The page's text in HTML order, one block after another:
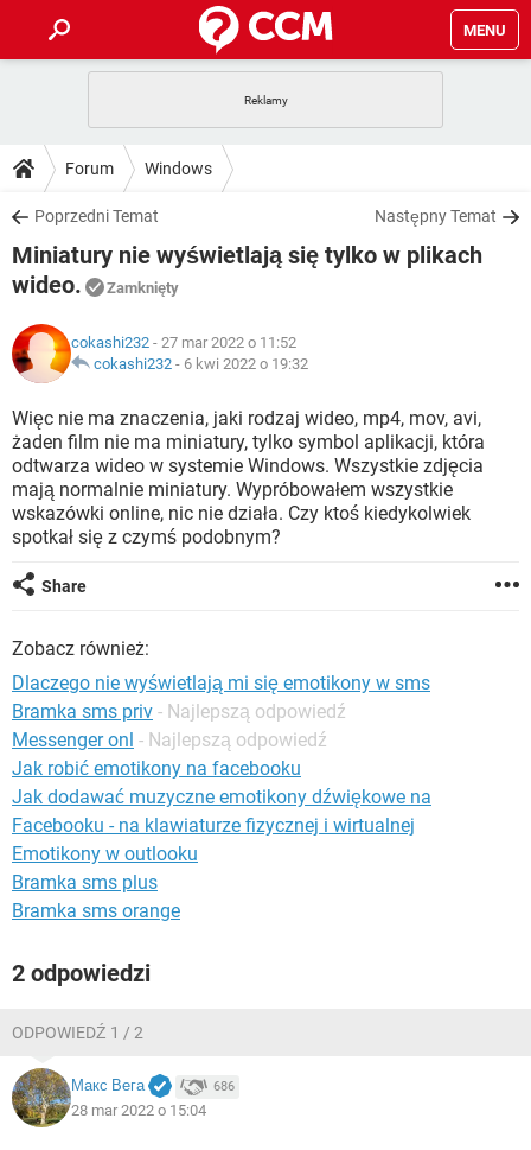
MENU
GRY
SPOTIFY
INSTAGRAM FACEBOOK
WINDOWS 10
PORADY
PlayStation
SPOTIFY
WINDOWS 10
DO POBRANIA
ANDROID TIKTOK
GRY
IOS NETFLIX
INSTAGRAM
WINDOWS 10
FORUM
GRY WHATSAPP
INSTAGRAM FACEBOOK
WINDOWS 10
ARTYKUŁY
COVID-19
GRY WHATSAPP
SPOTIFY NETFLIX
INSTAGRAM FACEBOOK
WINDOWS 10
Forum Windows
Poprzedni Temat Następny Temat
Miniatury nie wyświetlają się tylko w plikach
wideo.
Zamknięty
cokashi232 - 27 mar 2022 o 11:52
cokashi232 - 6 kwi 2022 o 19:32
Więc nie ma znaczenia, jaki rodzaj wideo, mp4, mov, avi,
żaden film nie ma miniatury, tylko symbol aplikacji, która
odtwarza wideo w systemie Windows. Wszystkie zdjęcia
mają normalnie miniatury. Wypróbowałem wszystkie
wskazówki online, nic nie działa. Czy ktoś kiedykolwiek
spotkał się z czymś podobnym?
Share
Zobacz również:
Dlaczego nie wyświetlają mi się emotikony w sms
Bramka sms priv - Najlepszą odpowiedź
Messenger onl - Najlepszą odpowiedź
Jak robić emotikony na facebooku
Jak dodawać muzyczne emotikony dźwiękowe na
Facebooku - na klawiaturze fizycznej i wirtualnej
Emotikony w outlooku
Bramka sms plus
Bramka sms orange
2 odpowiedzi
ODPOWIEDŹ 1 / 2
Макс Вега 686
28 mar 2022 o 15:04